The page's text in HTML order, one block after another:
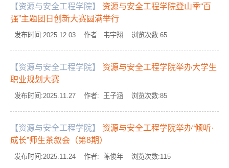
【资源与安全工程学院】
资源与安全工程学院登山季“百
强”主题团日创新大赛圆满举行
发布时间:2025.12.03 作者: 韦宇翔 浏览次数:65
【资源与安全工程学院】
资源与安全工程学院举办大学生
职业规划大赛
发布时间:2025.11.27 作者: 王子涵 浏览次数:85
【资源与安全工程学院】
资源与安全工程学院举办“倾听·
成长”师生茶叙会（第8期）
发布时间:2025.11.24 作者: 陈俊年 浏览次数:115